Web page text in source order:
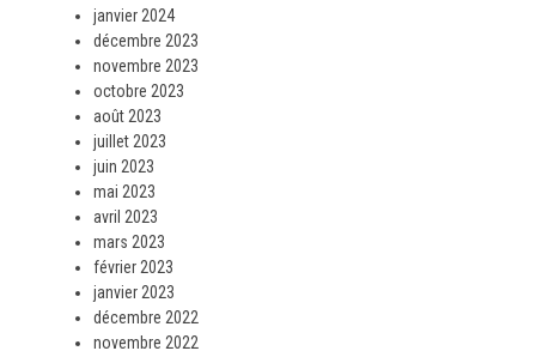
janvier 2024
décembre 2023
novembre 2023
octobre 2023
août 2023
juillet 2023
juin 2023
mai 2023
avril 2023
mars 2023
février 2023
janvier 2023
décembre 2022
novembre 2022